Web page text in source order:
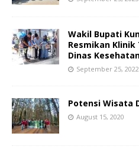
Wakil Bupati
Resmikan Klinik
Dinas
September 25, 2022
Potensi Wisata
August 15, 2020